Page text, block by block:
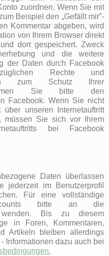
zuordnen. Wenn Sie mit
Beispiel den „Gefällt mir”-
Kommentar abgeben, wird
von Ihrem Browser direkt
dort gespeichert. Zweck
und die weitere
der Daten durch Facebook
Rechte und
zum Schutz Ihrer
Sie bitte den
Facebook. Wenn Sie nicht
unseren Internetauftritt
müssen Sie sich vor Ihrem
bei Facebook
Daten überlassen
jederzeit im Benutzerprofil
Für eine vollständige
bitte an die
Bis zu diesem
in Foren, Kommentaren,
Artikeln bleiben allerdings
Informationen dazu auch bei